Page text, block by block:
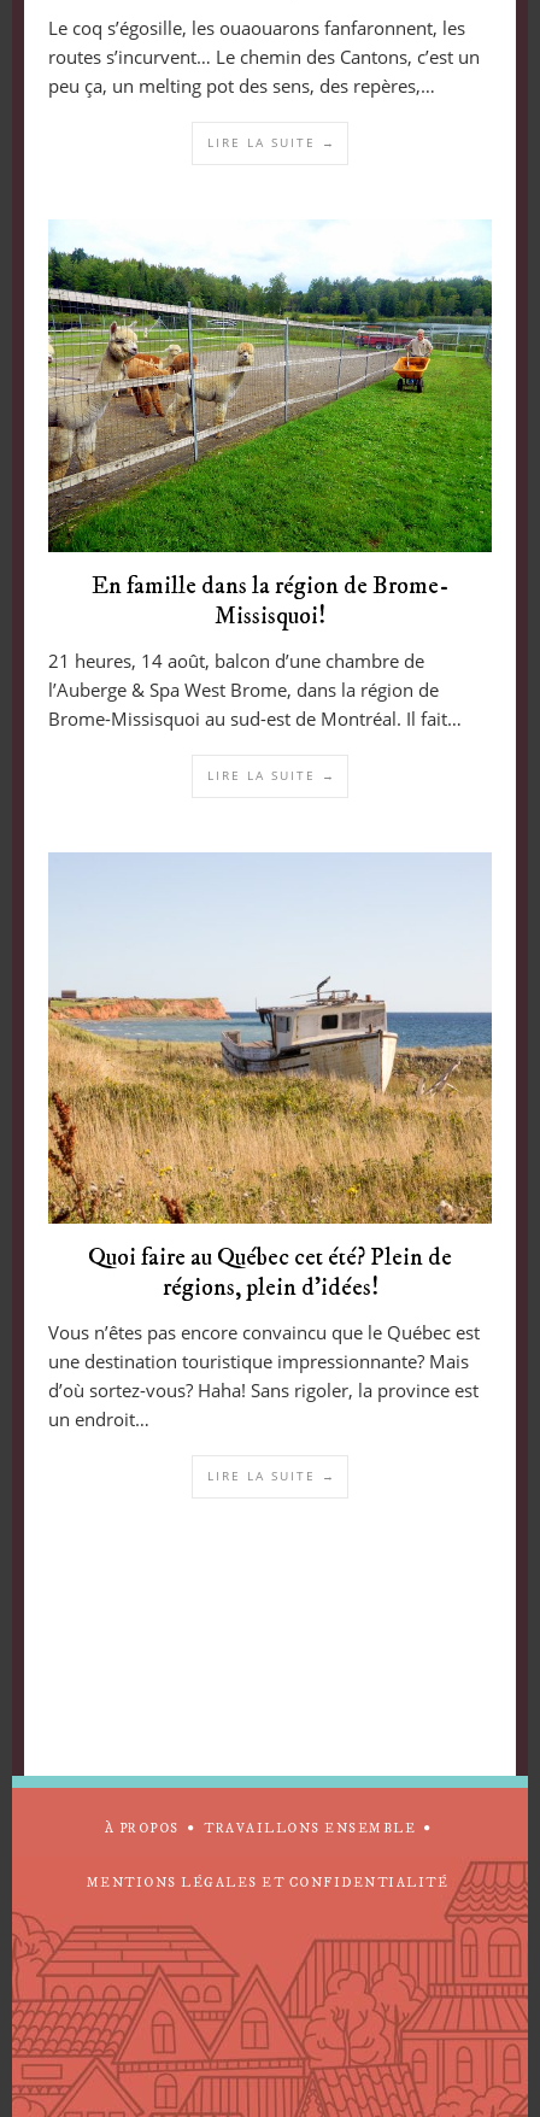
Le coq s’égosille, les ouaouarons fanfaronnent, les
routes s’incurvent… Le chemin des Cantons, c’est un
peu ça, un melting pot des sens, des repères,…
LIRE LA SUITE →
En famille dans la région de Brome-
Missisquoi!
21 heures, 14 août, balcon d’une chambre de
l’Auberge & Spa West Brome, dans la région de
Brome-Missisquoi au sud-est de Montréal. Il fait…
LIRE LA SUITE →
Quoi faire au Québec cet été? Plein de
régions, plein d’idées!
Vous n’êtes pas encore convaincu que le Québec est
une destination touristique impressionnante? Mais
d’où sortez-vous? Haha! Sans rigoler, la province est
un endroit…
LIRE LA SUITE →
À PROPOS TRAVAILLONS ENSEMBLE
MENTIONS LÉGALES ET CONFIDENTIALITÉ